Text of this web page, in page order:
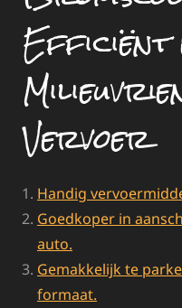
Efficiënt
Vervoer
Handig
Goedkoper in
auto.
Gemakkelijk te
formaat.